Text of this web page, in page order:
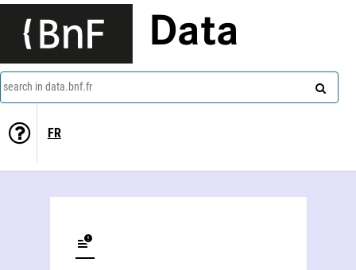
Data
search in data.bnf.fr
FR